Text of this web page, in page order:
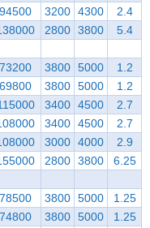
94500 3200 4300
2.4
2800 3800 5.4
73200 3800 5000
1.2
69800 3800 5000
1.2
3400 4500
2.7
3400 4500
2.7
3000 4000
2.9
2800 3800 6.25
78500 3800 5000
1.25
74800 3800 5000
1.25